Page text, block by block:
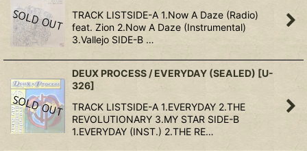
TRACK LISTSIDE-A 1.Now A Daze (Radio)
feat. Zion 2.Now A Daze (Instrumental)
3.Vallejo SIDE-B …
DEUX PROCESS / EVERYDAY (SEALED) [U-
326]
TRACK LISTSIDE-A 1.EVERYDAY 2.THE
REVOLUTIONARY 3.MY STAR SIDE-B
1.EVERYDAY (INST.) 2.THE RE…